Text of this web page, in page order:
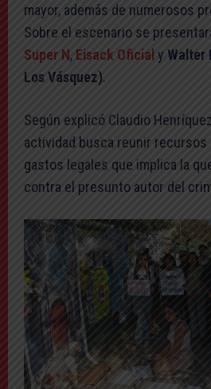
mayor, además de numerosos
Sobre el escenario se
Super N, Eisack Oficial y Walter
Los Vásquez).
Según explicó Claudio
actividad busca reunir
gastos legales que implica la
contra el presunto autor del